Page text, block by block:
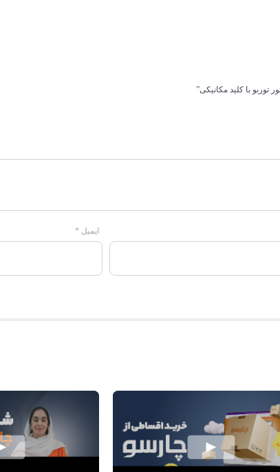
با کلید مکانیکی”
ایمیل *